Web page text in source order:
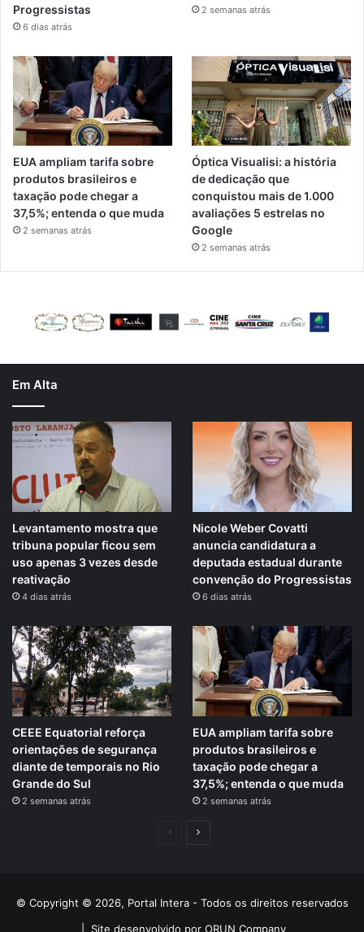
Progressistas
6 dias atrás
2 semanas atrás
EUA ampliam tarifa sobre
produtos brasileiros e
taxação pode chegar a
37,5%; entenda o que muda
2 semanas atrás
Óptica Visualisi: a história
de dedicação que
conquistou mais de 1.000
avaliações 5 estrelas no
Google
2 semanas atrás
Em Alta
Levantamento mostra que
tribuna popular ficou sem
uso apenas 3 vezes desde
reativação
4 dias atrás
Nicole Weber Covatti
anuncia candidatura a
deputada estadual durante
convenção do Progressistas
6 dias atrás
CEEE Equatorial reforça
orientações de segurança
diante de temporais no Rio
Grande do Sul
2 semanas atrás
EUA ampliam tarifa sobre
produtos brasileiros e
taxação pode chegar a
37,5%; entenda o que muda
2 semanas atrás
PáginaPróxima
© Copyright © 2026, Portal Intera - Todos os direitos reservados
Site desenvolvido por ORUN Company